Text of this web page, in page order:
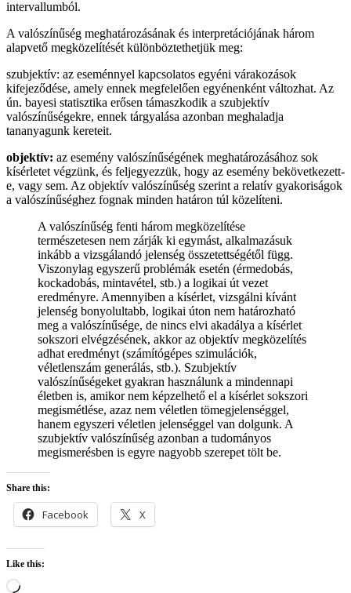
intervallumból.
A valószínűség meghatározásának és interpretációjának három
alapvető megközelítését különböztethetjük meg:
szubjektív: az eseménnyel kapcsolatos egyéni várakozások
kifejeződése, amely ennek megfelelően egyénenként változhat. Az
ún. bayesi statisztika erősen támaszkodik a szubjektív
valószínűségekre, ennek tárgyalása azonban meghaladja
tananyagunk kereteit.
objektív: az esemény valószínűségének meghatározásához sok
kísérletet végzünk, és feljegyezzük, hogy az esemény bekövetkezett-
e, vagy sem. Az objektív valószínűség szerint a relatív gyakoriságok
a valószínűséghez fognak minden határon túl közelíteni.
A valószínűség fenti három megközelítése
természetesen nem zárják ki egymást, alkalmazásuk
inkább a vizsgálandó jelenség összetettségétől függ.
Viszonylag egyszerű problémák esetén (érmedobás,
kockadobás, mintavétel, stb.) a logikai út vezet
eredményre. Amennyiben a kísérlet, vizsgálni kívánt
jelenség bonyolultabb, logikai úton nem határozható
meg a valószínűsége, de nincs elvi akadálya a kísérlet
sokszori elvégzésének, akkor az objektív megközelítés
adhat eredményt (számítógépes szimulációk,
véletlenszám generálás, stb.). Szubjektív
valószínűségeket gyakran használunk a mindennapi
életben is, amikor nem képzelhető el a kísérlet sokszori
megismétlése, azaz nem véletlen tömegjelenséggel,
hanem egyszeri véletlen jelenséggel van dolgunk. A
szubjektív valószínűség azonban a tudományos
megismerésben is egyre nagyobb szerepet tölt be.
Share this:
Facebook X
Like this:
Loading…